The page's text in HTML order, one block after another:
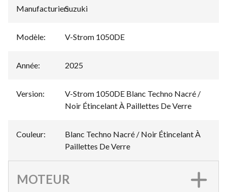
Manufacturier:
Suzuki
Modèle: V-Strom 1050DE
Année: 2025
Version:
V-Strom 1050DE Blanc Techno Nacré /
Noir Étincelant À Paillettes De Verre
Couleur:
Blanc Techno Nacré / Noir Étincelant À
Paillettes De Verre
MOTEUR